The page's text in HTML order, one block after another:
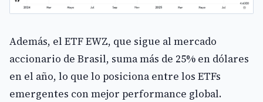
Además, el ETF EWZ, que sigue al mercado
accionario de Brasil, suma más de 25% en dólares
en el año, lo que lo posiciona entre los ETFs
emergentes con mejor performance global.